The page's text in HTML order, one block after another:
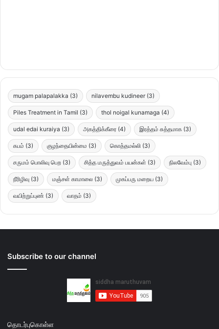
mugam palapalakka (3) nilavembu kudineer (3)
Piles Treatment in Tamil (3) thol noigal kunamaga (4)
udal edai kuraiya (3) அகத்திக்கீரை (4) இரத்தம் சுத்தமாக (3)
கபம் (3) குழந்தையின்மை (3) கொத்தமல்லி (3)
சருமம் பொலிவு பெற (3) சித்த மருத்துவம் பயன்கள் (3) நிலவேம்பு (3)
நீரிழிவு (3) மஞ்சள் காமாலை (3) முகப்பரு மறைய (3)
வயிற்றுப்புண் (3) வாதம் (3)
Subscribe to our channel
தொடர்புகொள்ள